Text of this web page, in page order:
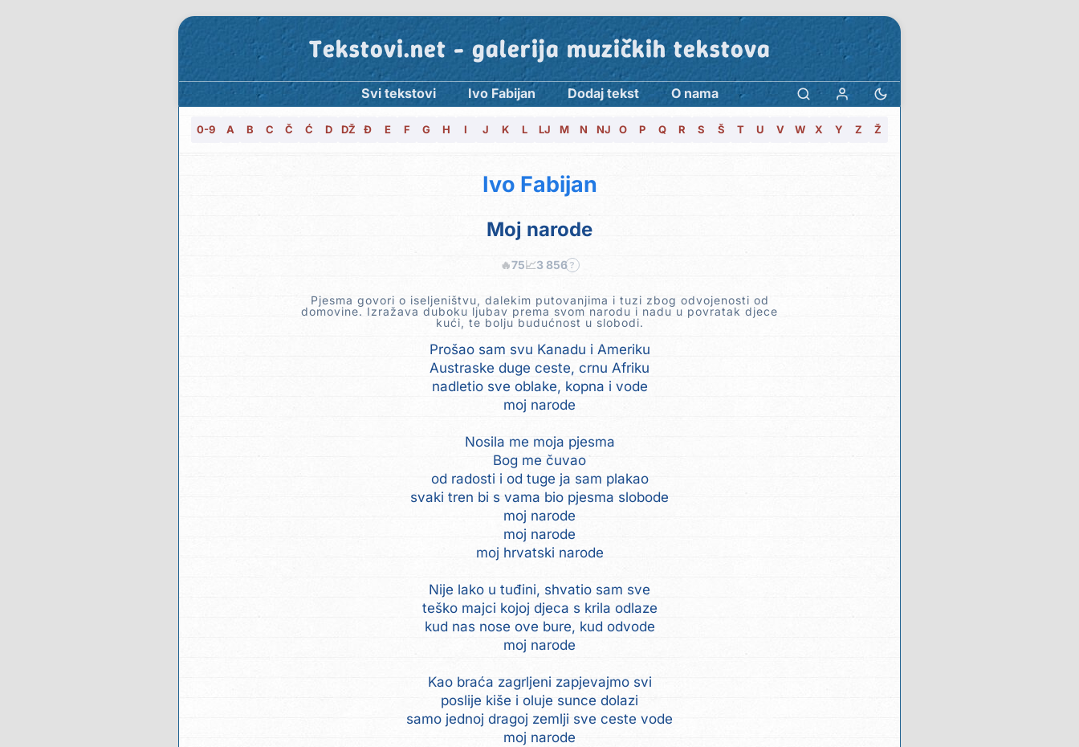
Tekstovi.net - galerija muzičkih tekstova
Svi tekstovi Ivo Fabijan Dodaj tekst O nama
0-9 A B C Č Ć D DŽ Đ E F G H I J K L LJ M N NJ O P Q R S Š T U V W X Y Z Ž
Ivo Fabijan
Moj narode
🔥75📈3 856 ?
Pjesma govori o iseljeništvu, dalekim putovanjima i tuzi zbog odvojenosti od
domovine. Izražava duboku ljubav prema svom narodu i nadu u povratak djece
kući, te bolju budućnost u slobodi.
Prošao sam svu Kanadu i Ameriku
Austraske duge ceste, crnu Afriku
nadletio sve oblake, kopna i vode
moj narode
Nosila me moja pjesma
Bog me čuvao
od radosti i od tuge ja sam plakao
svaki tren bi s vama bio pjesma slobode
moj narode
moj narode
moj hrvatski narode
Nije lako u tuđini, shvatio sam sve
teško majci kojoj djeca s krila odlaze
kud nas nose ove bure, kud odvode
moj narode
Kao braća zagrljeni zapjevajmo svi
poslije kiše i oluje sunce dolazi
samo jednoj dragoj zemlji sve ceste vode
moj narode